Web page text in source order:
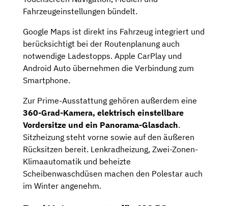
Fahrzeugeinstellungen bündelt.
Google Maps ist direkt ins Fahrzeug integriert und
berücksichtigt bei der Routenplanung auch
notwendige Ladestopps. Apple CarPlay und
Android Auto übernehmen die Verbindung zum
Smartphone.
Zur Prime-Ausstattung gehören außerdem eine
360-Grad-Kamera, elektrisch einstellbare
Vordersitze und ein Panorama-Glasdach.
Sitzheizung steht vorne sowie auf den äußeren
Rücksitzen bereit. Lenkradheizung, Zwei-Zonen-
Klimaautomatik und beheizte
Scheibenwaschdüsen machen den Polestar auch
im Winter angenehm.